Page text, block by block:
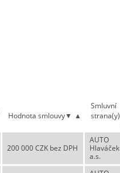
Hodnota smlouvy ▲
▼
Smluvní
strana(y)
200 000 CZK bez DPH
AUTO
Hlaváček
a.s.